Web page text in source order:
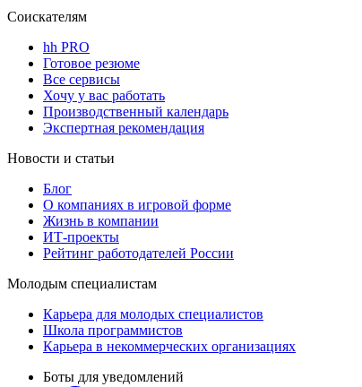
Соискателям
hh PRO
Готовое резюме
Все сервисы
Хочу у вас работать
Производственный календарь
Экспертная рекомендация
Новости и статьи
Блог
О компаниях в игровой форме
Жизнь в компании
ИТ-проекты
Рейтинг работодателей России
Молодым специалистам
Карьера для молодых специалистов
Школа программистов
Карьера в некоммерческих организациях
Боты для уведомлений